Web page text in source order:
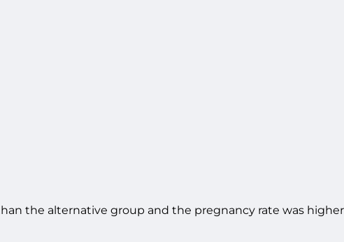
the alternative group and the pregnancy rate was higher